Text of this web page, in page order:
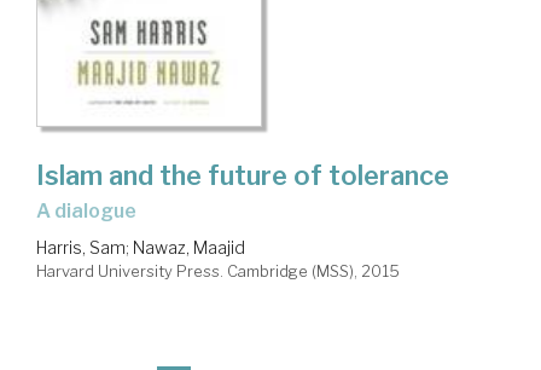
Islam and the future of tolerance
a dialogue
Harris, Sam; Nawaz, Maajid
Harvard University Press. Cambridge (MSS), 2015